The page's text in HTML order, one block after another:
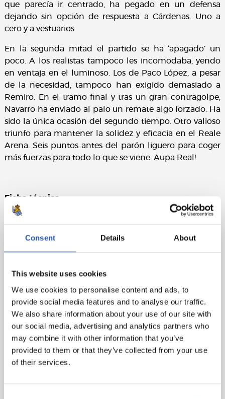
Consent Details About
This website uses cookies
We use cookies to personalise content and ads, to
provide social media features and to analyse our traffic.
We also share information about your use of our site with
our social media, advertising and analytics partners who
may combine it with other information that you’ve
provided to them or that they’ve collected from your use
of their services.
que parecía ir centrado, ha pegado en un defensa
dejando sin opción de respuesta a Cárdenas. Uno a
cero y a vestuarios.
En la segunda mitad el partido se ha ‘apagado’ un
poco. A los realistas tampoco les incomodaba, yendo
en ventaja en el luminoso. Los de Paco López, a pesar
de la necesidad, tampoco han exigido demasiado a
Remiro. En el tramo final y tras un gran contragolpe,
Navarro ha enviado al palo un remate algo forzado. Ha
sido la única ocasión del segundo tiempo. Otro valioso
triunfo para mantener la solidez y eficacia en el Reale
Arena. Seis puntos antes del parón liguero para coger
más fuerzas para todo lo que se viene. Aupa Real!
Ficha técnica:
Real Sociedad
: Remiro, Gorosabel (Zaldua, min.86),
(Navarro, min.82), Oyarzabal (cap)(Portu, min.69),
Barrenetxea (Januzaj, min.82) e Isak (Sorloth, min.86).
Levante UD: Cárdenas, Miramón, Duarte, Rubén Vezo,
Clerc, Melero, Radoja (Martínez, min.76), Campaña,
Bardhi (Morales, min.65), Roger (cap) y Cantero (De
Frutos, min.65).
Gol: 1-0: Barrenetxea, min.42.
Árbitro: Munuera Montero. Ha amonestado al local
Gorosabel y al visitante Cantero.